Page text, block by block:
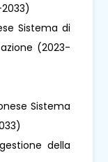
Sistema di
(2023-
Sistema
della